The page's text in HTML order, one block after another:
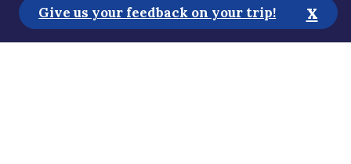
Give us your feedback on your trip! x